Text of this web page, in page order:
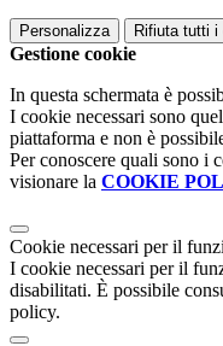
Personalizza Rifiuta tutti i
Gestione cookie
In questa schermata è
I cookie necessari sono
piattaforma e non è
Per conoscere quali sono i
visionare la COOKIE
Cookie necessari per il
I cookie necessari per il
disabilitati. È possibile
policy.